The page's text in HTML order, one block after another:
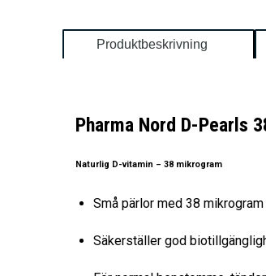
Produktbeskrivning
Pharma Nord D-Pearls
Naturlig D-vitamin – 38 mikrogram
Små pärlor med 38
Säkerställer god